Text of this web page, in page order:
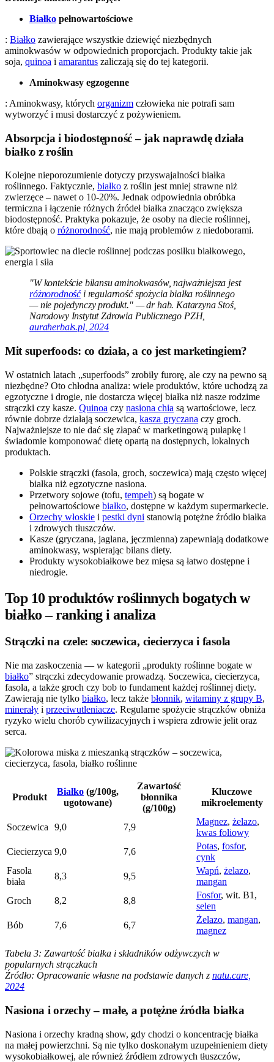
Białko pełnowartościowe
: Białko zawierające wszystkie dziewięć niezbędnych
aminokwasów w odpowiednich proporcjach. Produkty takie jak
soja, quinoa i amarantus zaliczają się do tej kategorii.
Aminokwasy egzogenne
: Aminokwasy, których organizm człowieka nie potrafi sam
wytworzyć i musi dostarczyć z pożywieniem.
Absorpcja i biodostępność – jak naprawdę działa
białko z roślin
Kolejne nieporozumienie dotyczy przyswajalności białka
roślinnego. Faktycznie, białko z roślin jest mniej strawne niż
zwierzęce – nawet o 10-20%. Jednak odpowiednia obróbka
termiczna i łączenie różnych źródeł białka znacząco zwiększa
biodostępność. Praktyka pokazuje, że osoby na diecie roślinnej,
które dbają o różnorodność, nie mają problemów z niedoborami.
"W kontekście bilansu aminokwasów, najważniejsza jest
różnorodnośći regularność spożycia białka roślinnego
— nie pojedynczy produkt." — dr hab. Katarzyna Stoś,
Narodowy Instytut Zdrowia Publicznego PZH,
auraherbals.pl, 2024
Mit superfoods: co działa, a co jest marketingiem?
W ostatnich latach „superfoods” zrobiły furorę, ale czy na pewno są
niezbędne? Oto chłodna analiza: wiele produktów, które uchodzą za
egzotyczne i drogie, nie dostarcza więcej białka niż nasze rodzime
strączki czy kasze. Quinoa czy nasiona chia są wartościowe, lecz
równie dobrze działają soczewica, kasza gryczana czy groch.
Najważniejsze to nie dać się złapać w marketingową pułapkę i
świadomie komponować dietę opartą na dostępnych, lokalnych
produktach.
Polskie strączki (fasola, groch, soczewica) mają często więcej
białka niż egzotyczne nasiona.
Przetwory sojowe (tofu, tempeh) są bogate w
pełnowartościowe białko, dostępne w każdym supermarkecie.
Orzechy włoskie i pestki dyni stanowią potężne źródło białka
i zdrowych tłuszczów.
Kasze (gryczana, jaglana, jęczmienna) zapewniają dodatkowe
aminokwasy, wspierając bilans diety.
Produkty wysokobiałkowe bez mięsa są łatwo dostępne i
niedrogie.
Top 10 produktów roślinnych bogatych w
białko – ranking i analiza
Strączki na czele: soczewica, ciecierzyca i fasola
Nie ma zaskoczenia — w kategorii „produkty roślinne bogate w
białko” strączki zdecydowanie prowadzą. Soczewica, ciecierzyca,
fasola, a także groch czy bob to fundament każdej roślinnej diety.
Zawierają nie tylko białko, lecz także błonnik, witaminy z grupy B,
minerały i przeciwutleniacze. Regularne spożycie strączków obniża
ryzyko wielu chorób cywilizacyjnych i wspiera zdrowie jelit oraz
serca.
Produkt
Białko (g/100g,
ugotowane)
Zawartość
błonnika
(g/100g)
Kluczowe
mikroelementy
Soczewica 9,0 7,9
Magnez, żelazo,
kwas foliowy
Ciecierzyca 9,0 7,6
Potas, fosfor,
cynk
Fasola
biała
8,3 9,5
Wapń, żelazo,
mangan
Groch
8,2 8,8
Fosfor, wit. B1,
selen
Bób
7,6 6,7
Żelazo, mangan,
magnez
Tabela 3: Zawartość białka i składników odżywczych w
popularnych strączkach
Źródło: Opracowanie własne na podstawie danych z natu.care,
2024
Nasiona i orzechy – małe, a potężne źródła białka
Nasiona i orzechy kradną show, gdy chodzi o koncentrację białka
na małej powierzchni. Są nie tylko doskonałym uzupełnieniem diety
wysokobiałkowej, ale również źródłem zdrowych tłuszczów,